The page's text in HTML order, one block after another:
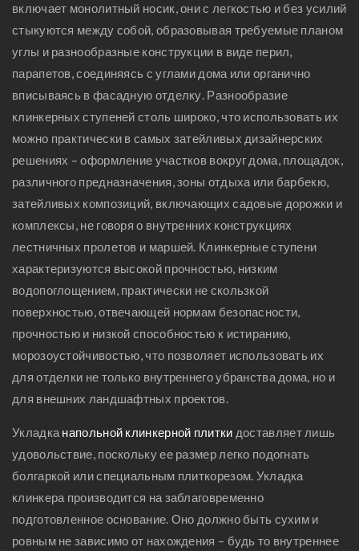
включает монолитный носик, они с легкостью и без усилий
стыкуются между собой, образовывая требуемые планом
углы и разнообразные конструкции в виде перил,
парапетов, соединяясь с углами дома или органично
вписываясь в фасадную отделку. Разнообразие
клинкерных ступеней столь широко, что использовать их
можно практически в самых затейливых дизайнерских
решениях – оформление участков вокруг дома, площадок,
различного предназначения, зоны отдыха или барбекю,
затейливых композиций, включающих садовые дорожки и
комплексы, не говоря о внутренних конструкциях
лестничных пролетов и маршей. Клинкерные ступени
характеризуются высокой прочностью, низким
водопоглощением, практически не скользкой
поверхностью, отвечающей нормам безопасности,
прочностью и низкой способностью к истиранию,
морозоустойчивостью, что позволяет использовать их
для отделки не только внутреннего убранства дома, но и
для внешних ландшафтных проектов.
Укладка напольной клинкерной плитки доставляет лишь
удовольствие, поскольку ее размер легко подогнать
болгаркой или специальным плиткорезом. Укладка
клинкера производится на заблаговременно
подготовленное основание. Оно должно быть сухим и
ровным не зависимо от нахождения – будь то внутреннее